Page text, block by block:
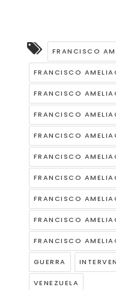
FRANCISCO
FRANCISCO
FRANCISCO
FRANCISCO
FRANCISCO
FRANCISCO
FRANCISCO
FRANCISCO
FRANCISCO
FRANCISCO
GUERRA
VENEZUELA